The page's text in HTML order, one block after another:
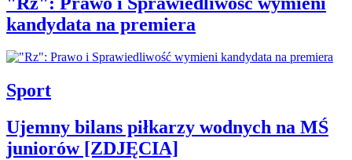
kandydata na premiera
Sport
Ujemny bilans piłkarzy wodnych na MŚ
juniorów [ZDJĘCIA]